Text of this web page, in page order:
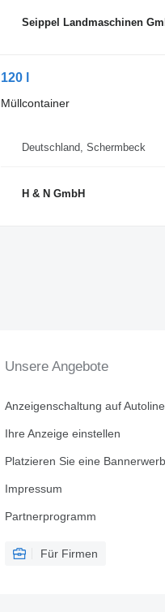
Seippel Landmaschinen
120 l
Müllcontainer
Deutschland, Schermbeck
H & N GmbH
Unsere Angebote
Anzeigenschaltung auf Autoline
Ihre Anzeige einstellen
Platzieren Sie eine
Impressum
Partnerprogramm
Für Firmen